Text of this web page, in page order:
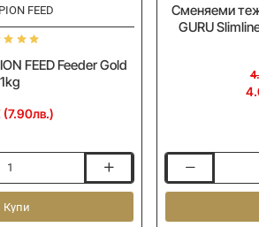
FEED
FEED Feeder Gold
1kg
Купи
Сменяеми
GURU
тежести